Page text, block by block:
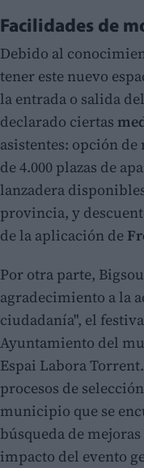
Facilidades de
Debido al
tener este nuevo
la entrada o salida
declarado ciertas
asistentes: opción de
de 4.000 plazas de
lanzadera
provincia, y
de la aplicación de
Por otra parte,
agradecimiento a la
ciudadanía", el
Ayuntamiento del
Espai Labora
procesos de
municipio que se
búsqueda de
impacto del evento